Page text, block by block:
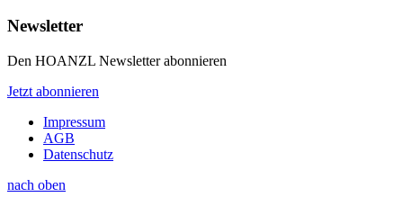
Newsletter
Den HOANZL Newsletter abonnieren
Jetzt abonnieren
Impressum
AGB
Datenschutz
nach oben